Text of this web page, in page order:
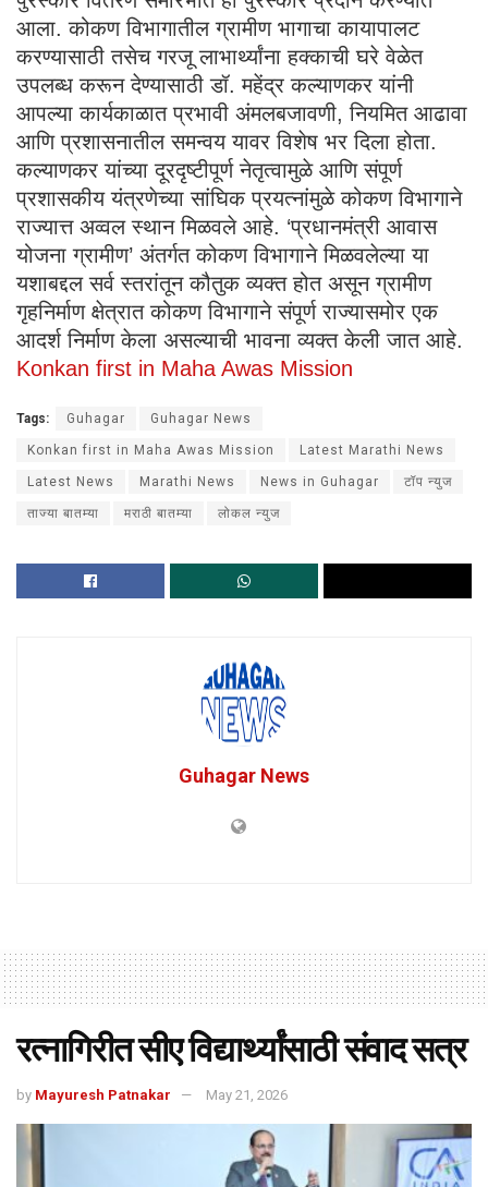
आला. कोकण विभागातील ग्रामीण भागाचा कायापालट
करण्यासाठी तसेच गरजू लाभार्थ्यांना हक्काची घरे वेळेत
उपलब्ध करून देण्यासाठी डॉ. महेंद्र कल्याणकर यांनी
आपल्या कार्यकाळात प्रभावी अंमलबजावणी, नियमित आढावा
आणि प्रशासनातील समन्वय यावर विशेष भर दिला होता.
कल्याणकर यांच्या दूरदृष्टीपूर्ण नेतृत्वामुळे आणि संपूर्ण
प्रशासकीय यंत्रणेच्या सांघिक प्रयत्नांमुळे कोकण विभागाने
राज्यात्त अव्वल स्थान मिळवले आहे. ‘प्रधानमंत्री आवास
योजना ग्रामीण’ अंतर्गत कोकण विभागाने मिळवलेल्या या
यशाबद्दल सर्व स्तरांतून कौतुक व्यक्त होत असून ग्रामीण
गृहनिर्माण क्षेत्रात कोकण विभागाने संपूर्ण राज्यासमोर एक
आदर्श निर्माण केला असल्याची भावना व्यक्त केली जात आहे.
Konkan first in Maha Awas Mission
Tags: Guhagar Guhagar News
Konkan first in Maha Awas Mission Latest Marathi News
Latest News Marathi News News in Guhagar टॉप न्युज
ताज्या बातम्या मराठी बातम्या लोकल न्युज
Guhagar News
रत्नागिरीत सीए विद्यार्थ्यांसाठी संवाद सत्र
by Mayuresh Patnakar May 21, 2026